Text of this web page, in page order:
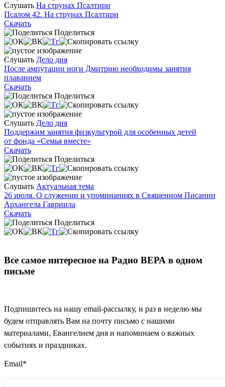
Слушать На струнах Псалтири
Псалом 42. На струнах Псалтири
Скачать
Поделиться
Слушать Дело дня
После ампутации ноги Дмитрию необходимы занятия
плаванием
Скачать
Поделиться
Слушать Дело дня
Поддержим занятия физкультурой для особенных детей
от фонда «Семья вместе»
Скачать
Поделиться
Слушать Актуальная тема
26 июля. О служении и упоминаниях в Священном Писании
Архангела Гавриила
Скачать
Поделиться
Все самое интересное на Радио ВЕРА в одном
письме
Подпишитесь на нашу email-рассылку, и раз в неделю мы
будем отправлять Вам на почту письмо с нашими
материалами, Евангелием дня и напоминаем о важных
событиях и праздниках.
Email*